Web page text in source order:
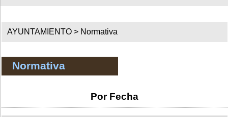
AYUNTAMIENTO > Normativa
Normativa
Por Fecha